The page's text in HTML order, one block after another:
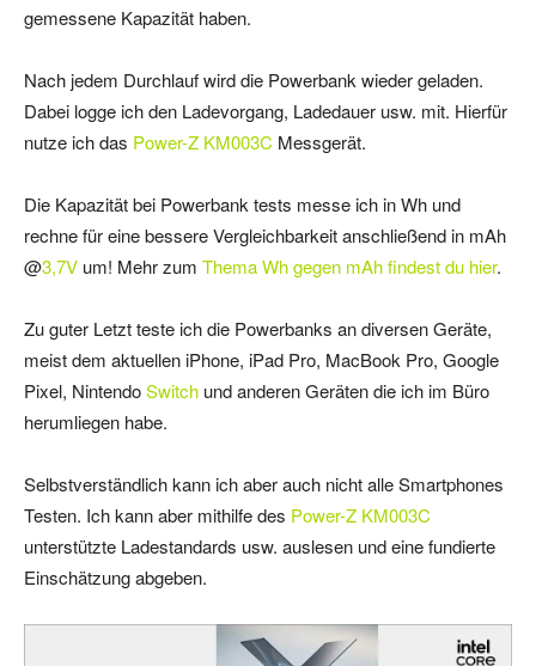
gemessene Kapazität haben.
Nach jedem Durchlauf wird die Powerbank wieder geladen.
Dabei logge ich den Ladevorgang, Ladedauer usw. mit. Hierfür
nutze ich das Power-Z KM003C Messgerät.
Die Kapazität bei Powerbank tests messe ich in Wh und
rechne für eine bessere Vergleichbarkeit anschließend in mAh
@3,7V um! Mehr zum Thema Wh gegen mAh findest du hier.
Zu guter Letzt teste ich die Powerbanks an diversen Geräte,
meist dem aktuellen iPhone, iPad Pro, MacBook Pro, Google
Pixel, NintendoSwitch und anderen Geräten die ich im Büro
herumliegen habe.
Selbstverständlich kann ich aber auch nicht alle Smartphones
Testen. Ich kann aber mithilfe des Power-Z KM003C
unterstützte Ladestandards usw. auslesen und eine fundierte
Einschätzung abgeben.